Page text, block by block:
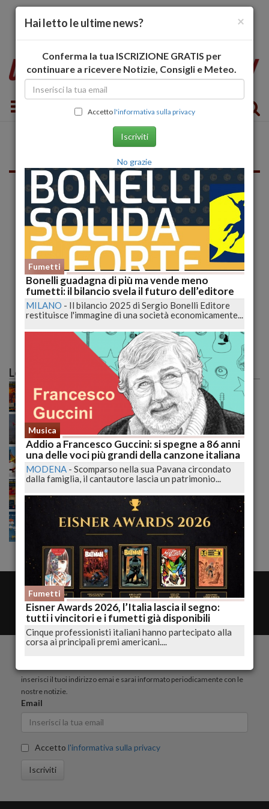
Toggle navigation
Cinema
Lutto nel mondo del cinema italiano, è morto a 88
anni Gastone Moschin
TERNI-E' morto Gastone Moschin. L'attore, che aveva 88
pubblicato il 04/09/2017 20:21
Le più lette
Caldo record sull'Italia: il peggio deve ancora
arrivare, poi una possibile svolta meteo
Incendio tra Lucoli e Roio, massima allerta: continua
il monitoraggio senza sosta delle autorità
Incendi senza tregua nell’Aquilano: il fuoco
raggiunge Roio e cresce la preoccupazione generale
Mediterraneo sempre più bollente: le mappe
climatici
Meteo ribaltato nel weekend: nubifragi e grandine,
ecco dove colpirà l’Italia domenica
amministrazione
Contatta la redazione
Rss
inserisci il tuoi indirizzo emai e sarai informato periodicamente con le
nostre notizie.
Email
Accetto l'informativa sulla privacy
Iscriviti
×
Hai letto le ultime news?
Conferma la tua ISCRIZIONE GRATIS per
continuare a ricevere Notizie, Consigli e Meteo.
Accettol'informativa sulla privacy
Iscriviti
No grazie
Fumetti
Bonelli guadagna di più ma vende meno
fumetti: il bilancio svela il futuro dell’editore
MILANO - Il bilancio 2025 di Sergio Bonelli Editore
restituisce l'immagine di una società economicamente...
Musica
Addio a Francesco Guccini: si spegne a 86 anni
una delle voci più grandi della canzone italiana
MODENA - Scomparso nella sua Pavana circondato
dalla famiglia, il cantautore lascia un patrimonio...
Fumetti
Eisner Awards 2026, l’Italia lascia il segno:
tutti i vincitori e i fumetti già disponibili
Cinque professionisti italiani hanno partecipato alla
corsa ai principali premi americani....